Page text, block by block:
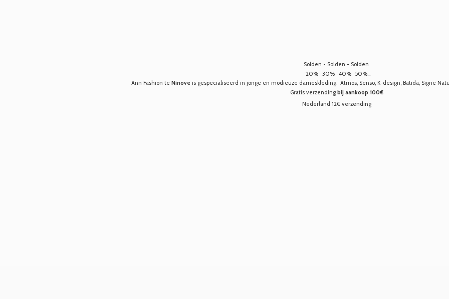
Solden - Solden - Solden
-20% -30% -40% -50%...
Ann Fashion te Ninove is gespecialiseerd in jonge en modieuze dameskleding. Atmos, Senso, K-design, Batida, Signe
Gratis verzending bij aankoop 100€
Nederland 12€ verzending